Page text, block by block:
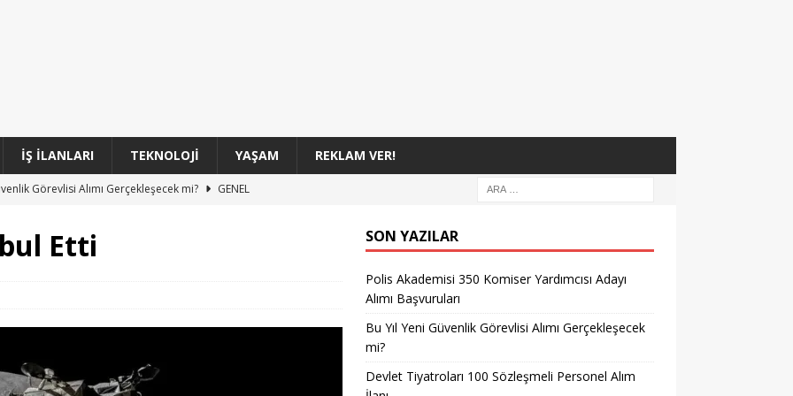
İŞ İLANLARI TEKNOLOJI YAŞAM REKLAM VER!
Görevlisi Alımı Gerçekleşecek mi?
GENEL
860 Personel Alımıyla Yeni Kadrolar Açıyor
Etti SON YAZILAR
Polis Akademisi 350 Komiser Yardımcısı Adayı
Alımı Başvuruları
Bu Yıl Yeni Güvenlik Görevlisi Alımı Gerçekleşecek
mi?
Devlet Tiyatroları 100 Sözleşmeli Personel Alım